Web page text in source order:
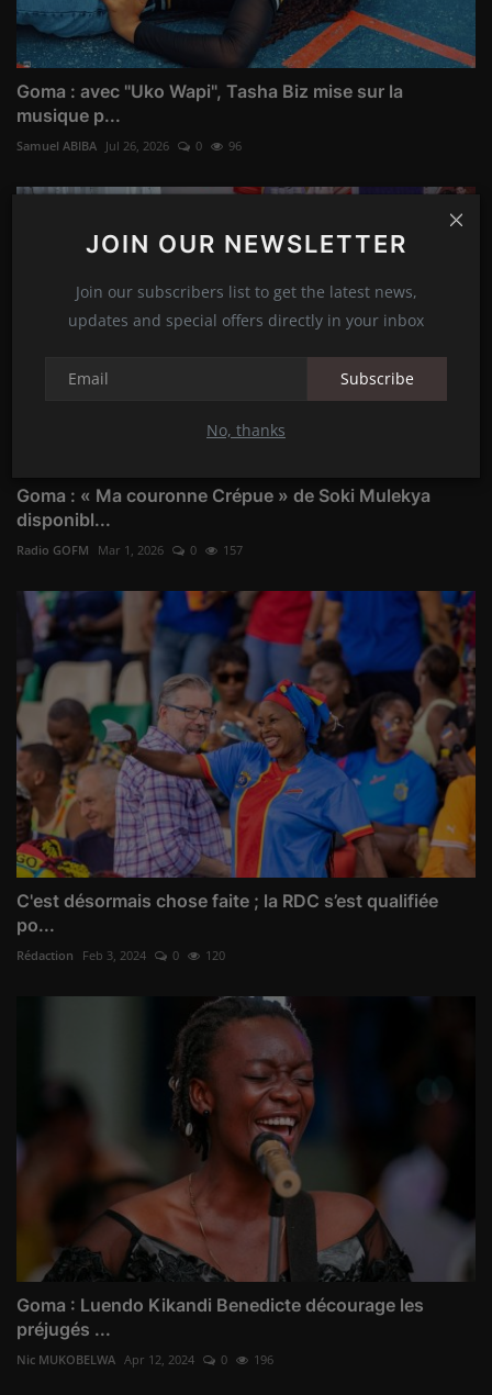
JOIN OUR NEWSLETTER
Join our subscribers list to get the latest news,
updates and special offers directly in your inbox
Subscribe
No, thanks
Goma : avec "Uko Wapi", Tasha Biz mise sur la
musique p...
Samuel ABIBA Jul 26, 2026 0 96
Goma : « Ma couronne Crépue » de Soki Mulekya
disponibl...
Radio GOFM Mar 1, 2026 0 157
C'est désormais chose faite ; la RDC s’est qualifiée
po...
Rédaction Feb 3, 2024 0 120
Goma : Luendo Kikandi Benedicte décourage les
préjugés ...
Nic MUKOBELWA Apr 12, 2024 0 196